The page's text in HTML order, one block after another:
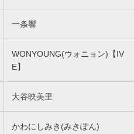
一条響
WONYOUNG(ウォニョン)【IV
E】
大谷映美里
かわにしみき(みきぽん)